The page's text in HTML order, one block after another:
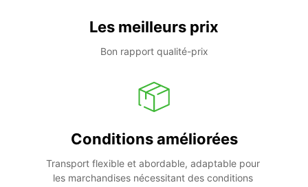
Les meilleurs prix
Bon rapport qualité-prix
Conditions améliorées
Transport flexible et abordable, adaptable pour
les marchandises nécessitant des conditions